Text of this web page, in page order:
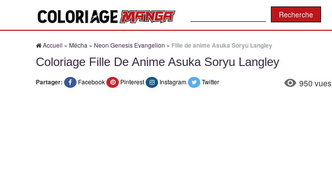
Accueil » Mécha » Neon Genesis Evangelion » Fille de anime Asuka Soryu Langley
Coloriage Fille De Anime Asuka Soryu Langley
Partager: Facebook Pinterest Instagram Twitter 950 vues